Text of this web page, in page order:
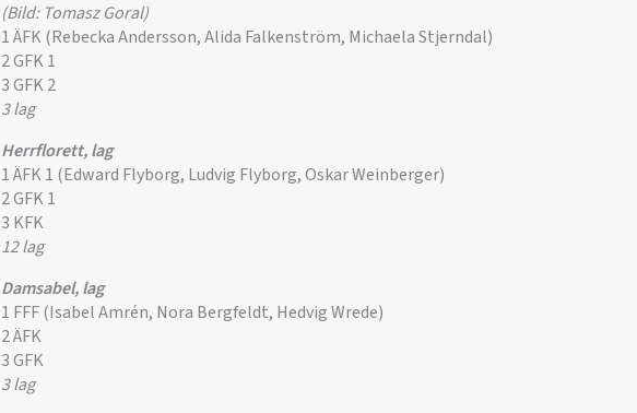
(Bild: Tomasz Goral)
1 ÄFK (Rebecka Andersson, Alida Falkenström, Michaela Stjerndal)
2 GFK 1
3 GFK 2
3 lag
Herrflorett, lag
1 ÄFK 1 (Edward Flyborg, Ludvig Flyborg, Oskar Weinberger)
2 GFK 1
3 KFK
12 lag
Damsabel, lag
1 FFF (Isabel Amrén, Nora Bergfeldt, Hedvig Wrede)
2 ÄFK
3 GFK
3 lag